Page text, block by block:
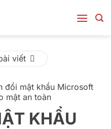
viết
đổi mật khẩu Microsoft
mật an toàn
KHẨU